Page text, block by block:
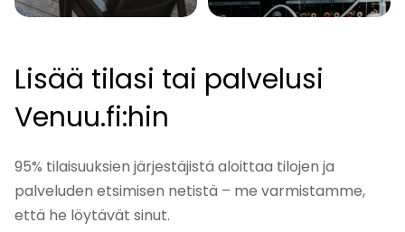
Lisää tilasi tai palvelusi
Venuu.fi:hin
95% tilaisuuksien järjestäjistä aloittaa tilojen ja
palveluden etsimisen netistä – me varmistamme,
että he löytävät sinut.